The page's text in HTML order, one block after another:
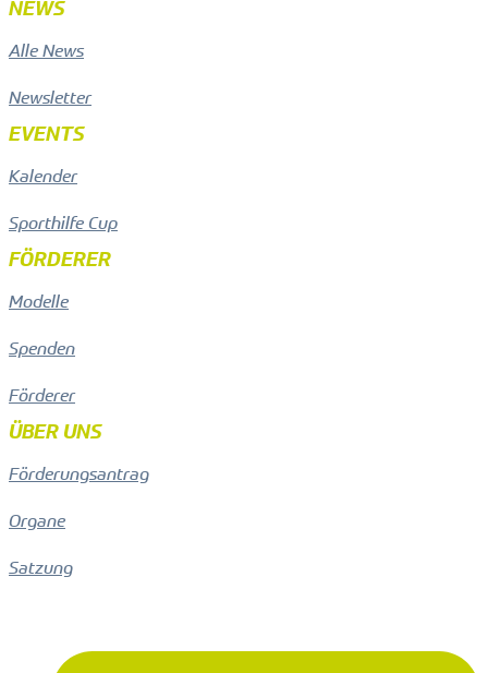
NEWS
Alle News
Newsletter
EVENTS
Kalender
Sporthilfe Cup
FÖRDERER
Modelle
Spenden
Förderer
ÜBER UNS
Förderungsantrag
Organe
Satzung